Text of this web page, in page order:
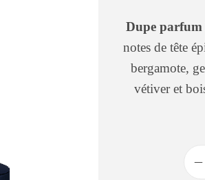
Dupe parfum
notes de tête
bergamote,
vétiver et